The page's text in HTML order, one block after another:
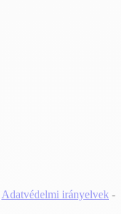
Adatvédelmi irányelvek -